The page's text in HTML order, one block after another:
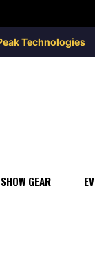
Technologies
GEAR